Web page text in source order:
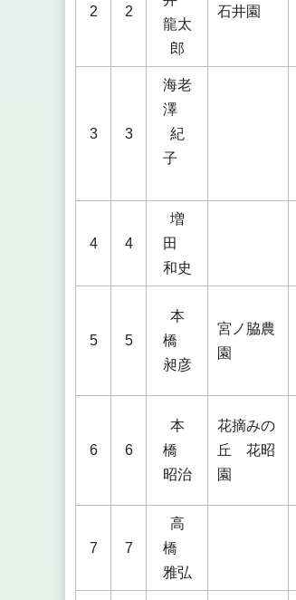
2 2
龍太
郎
石井園
3 3
海老
澤
紀
子
4 4
増
田
和史
5 5
本
橋
昶彦
宮ノ脇農
園
6 6
本
橋
昭治
花摘みの
丘 花昭
園
7 7
高
橋
雅弘